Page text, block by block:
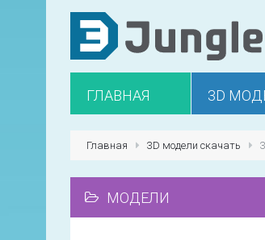
ГЛАВНАЯ 3D
Главная 3D модели скачать
МОДЕЛИ